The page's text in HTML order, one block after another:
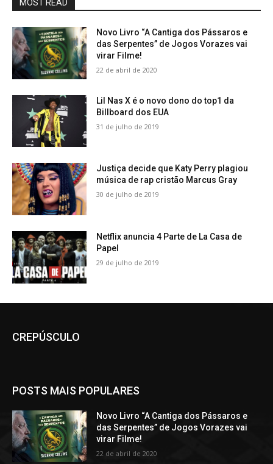
MOST READ
Novo Livro “A Cantiga dos Pássaros e
das Serpentes” de Jogos Vorazes vai
virar Filme!
22 de abril de 2020
Lil Nas X é o novo dono do top1 da
Billboard dos EUA
31 de julho de 2019
Justiça decide que Katy Perry plagiou
música de rap cristão Marcus Gray
30 de julho de 2019
Netflix anuncia 4 Parte de La Casa de
Papel
29 de julho de 2019
CREPÚSCULO
POSTS MAIS POPULARES
Novo Livro “A Cantiga dos Pássaros e
das Serpentes” de Jogos Vorazes vai
virar Filme!
22 de abril de 2020